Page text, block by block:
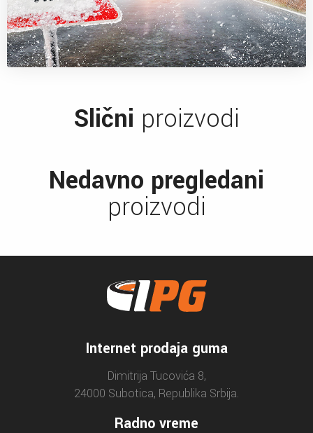
Slični proizvodi
Nedavno pregledani
proizvodi
Internet prodaja guma
Dimitrija Tucovića 8,
24000 Subotica, Republika Srbija.
Radno vreme